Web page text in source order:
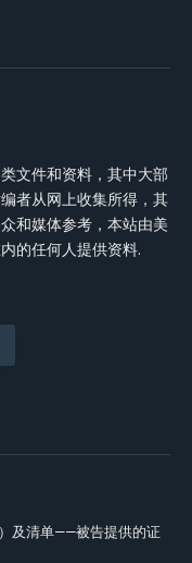
文件和资料，其中大部
者从网上收集所得，其
和媒体参考，本站由美
的任何人提供资料.
及清单——被告提供的证